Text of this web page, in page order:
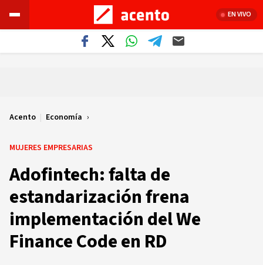
EN VIVO
Acento | Economía
MUJERES EMPRESARIAS
Adofintech: falta de
estandarización frena
implementación del We
Finance Code en RD